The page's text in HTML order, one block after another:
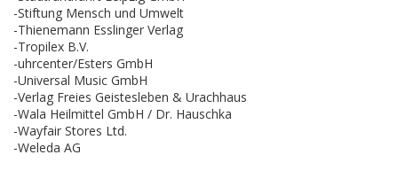
-Stiftung Mensch und Umwelt
-Thienemann Esslinger Verlag
-Tropilex B.V.
-uhrcenter/Esters GmbH
-Universal Music GmbH
-Verlag Freies Geistesleben & Urachhaus
-Wala Heilmittel GmbH / Dr. Hauschka
-Wayfair Stores Ltd.
-Weleda AG